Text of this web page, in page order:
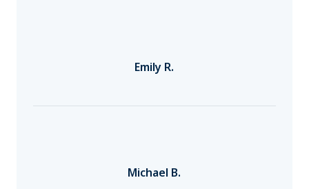
Emily R.
Michael B.